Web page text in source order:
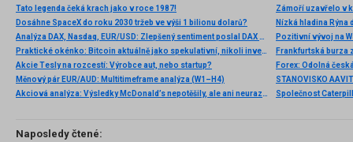
Tato legenda čeká krach jako v roce 1987!
Dosáhne SpaceX do roku 2030 tržeb ve výši 1 bilionu dolarů?
Analýza DAX, Nasdaq, EUR/USD: Zlepšený sentiment poslal DAX na nová maxima
Praktické okénko: Bitcoin aktuálně jako spekulativní, nikoli investiční aktivum
Akcie Tesly na rozcestí: Výrobce aut, nebo startup?
Měnový pár EUR/AUD: Multitimeframe analýza (W1–H4)
Akciová analýza: Výsledky McDonald’s nepotěšily, ale ani neurazily. Jakou vizi společnost prezentovala?
Nízká hladina
Pozitivní vývoj na
Frankfurtská burza
Naposledy čtené: